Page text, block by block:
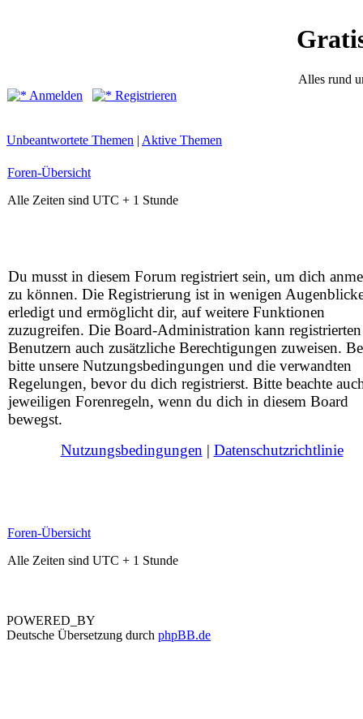
Alles rund
Anmelden
Registrieren
Unbeantwortete Themen | Aktive Themen
Foren-Übersicht
Alle Zeiten sind UTC + 1 Stunde
Du musst in diesem Forum registriert sein, um dich
zu können. Die Registrierung ist in wenigen
erledigt und ermöglicht dir, auf weitere Funktionen
zuzugreifen. Die Board-Administration kann registrierten
Benutzern auch zusätzliche Berechtigungen zuweisen.
bitte unsere Nutzungsbedingungen und die verwandten
Regelungen, bevor du dich registrierst. Bitte beachte
jeweiligen Forenregeln, wenn du dich in diesem Board
bewegst.
Nutzungsbedingungen | Datenschutzrichtlinie
Foren-Übersicht
Alle Zeiten sind UTC + 1 Stunde
POWERED_BY
Deutsche Übersetzung durch phpBB.de